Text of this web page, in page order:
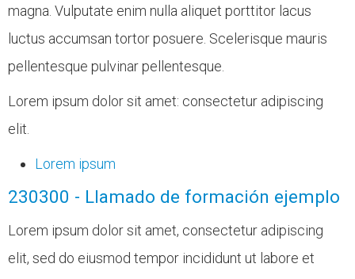
Publicaciones
magna. Vulputate enim nulla aliquet porttitor lacus
luctus accumsan tortor posuere. Scelerisque mauris
pellentesque pulvinar pellentesque.
Lorem ipsum dolor sit amet: consectetur adipiscing
elit.
Lorem ipsum
230300 - Llamado de formación ejemplo
Lorem ipsum dolor sit amet, consectetur adipiscing
elit, sed do eiusmod tempor incididunt ut labore et